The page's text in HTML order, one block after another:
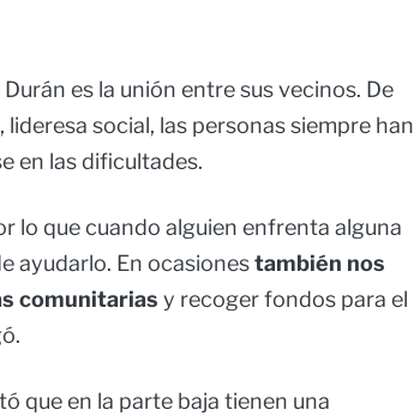
es la unión entre sus vecinos. De
social, las personas siempre han
en las dificultades.
lo que cuando alguien enfrenta alguna
ayudarlo. En ocasionestambién nos
comunitarias y recoger fondos para el
que en la parte baja tienen una